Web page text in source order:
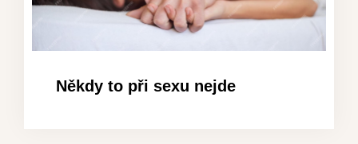
Někdy to při sexu nejde